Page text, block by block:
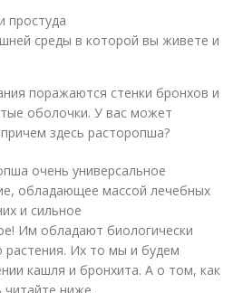
простуда
среды в которой вы живете и
поражаются стенки бронхов и
оболочки. У вас может
здесь расторопша?
очень универсальное
обладающее массой лечебных
и сильное
Им обладают биологически
растения. Их то мы и будем
кашля и бронхита. А о том, как